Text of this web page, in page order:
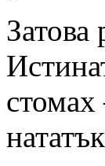
Затова